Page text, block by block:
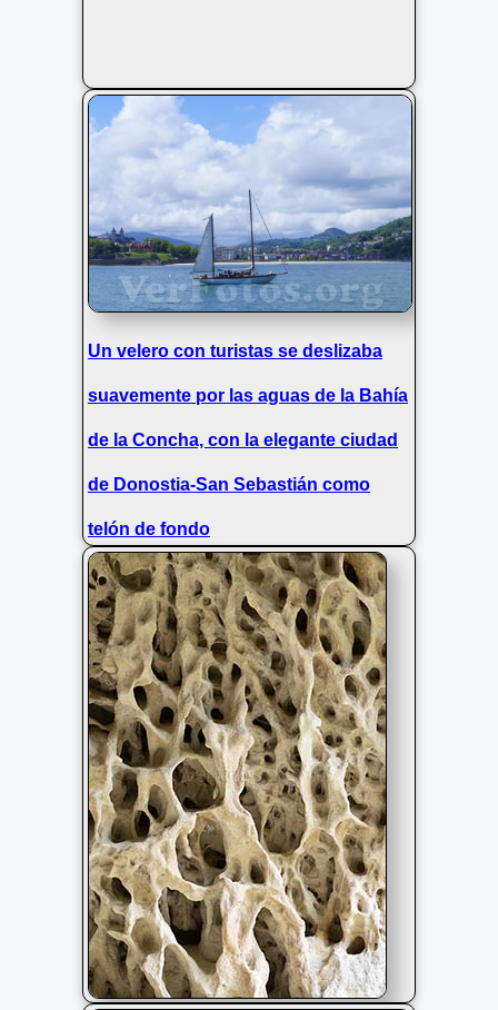
Un velero con turistas se deslizaba
suavemente por las aguas de la Bahía
de la Concha, con la elegante ciudad
de Donostia-San Sebastián como
telón de fondo